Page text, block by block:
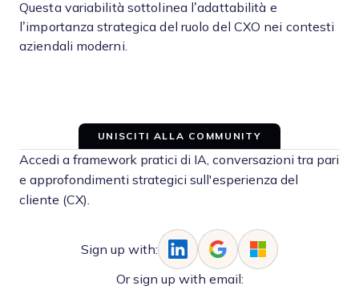
Questa variabilità sottolinea l’adattabilità e
l’importanza strategica del ruolo del CXO nei contesti
aziendali moderni.
UNISCITI ALLA COMMUNITY
Accedi a framework pratici di IA, conversazioni tra pari
e approfondimenti strategici sull'esperienza del
cliente (CX).
Sign up with:
Or sign up with email: